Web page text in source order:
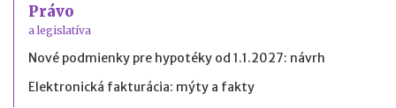
Právo
a legislatíva
Nové podmienky pre hypotéky od 1.1.2027: návrh
Elektronická fakturácia: mýty a fakty